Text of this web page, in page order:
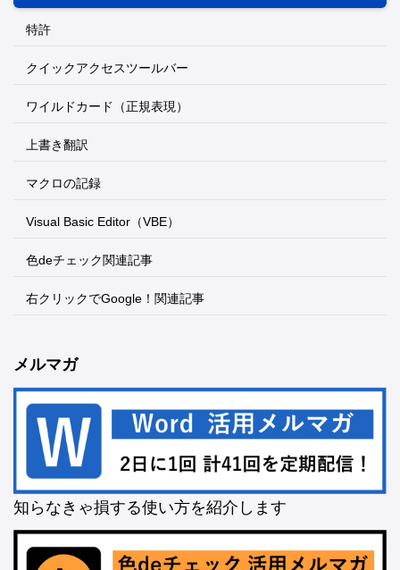
特許
クイックアクセスツールバー
ワイルドカード（正規表現）
上書き翻訳
マクロの記録
Visual Basic Editor（VBE）
色deチェック関連記事
右クリックでGoogle！関連記事
メルマガ
知らなきゃ損する使い方を紹介します